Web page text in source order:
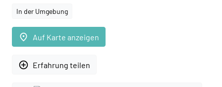
In der Umgebung
place Auf Karte anzeigen
add_circle_outline Erfahrung teilen